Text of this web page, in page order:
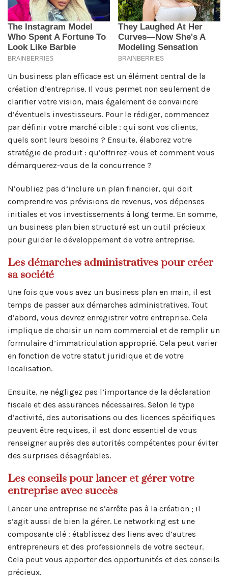
Un business plan efficace est un élément central de la
création d’entreprise. Il vous permet non seulement de
clarifier votre vision, mais également de convaincre
d’éventuels investisseurs. Pour le rédiger, commencez
par définir votre marché cible : qui sont vos clients,
quels sont leurs besoins ? Ensuite, élaborez votre
stratégie de produit : qu’offrirez-vous et comment vous
démarquerez-vous de la concurrence ?
N’oubliez pas d’inclure un plan financier, qui doit
comprendre vos prévisions de revenus, vos dépenses
initiales et vos investissements à long terme. En somme,
un business plan bien structuré est un outil précieux
pour guider le développement de votre entreprise.
Les démarches administratives pour créer
sa société
Une fois que vous avez un business plan en main, il est
temps de passer aux démarches administratives. Tout
d’abord, vous devrez enregistrer votre entreprise. Cela
implique de choisir un nom commercial et de remplir un
formulaire d’immatriculation approprié. Cela peut varier
en fonction de votre statut juridique et de votre
localisation.
Ensuite, ne négligez pas l’importance de la déclaration
fiscale et des assurances nécessaires. Selon le type
d’activité, des autorisations ou des licences spécifiques
peuvent être requises, il est donc essentiel de vous
renseigner auprès des autorités compétentes pour éviter
des surprises désagréables.
Les conseils pour lancer et gérer votre
entreprise avec succès
Lancer une entreprise ne s’arrête pas à la création ; il
s’agit aussi de bien la gérer. Le networking est une
composante clé : établissez des liens avec d’autres
entrepreneurs et des professionnels de votre secteur.
Cela peut vous apporter des opportunités et des conseils
précieux.